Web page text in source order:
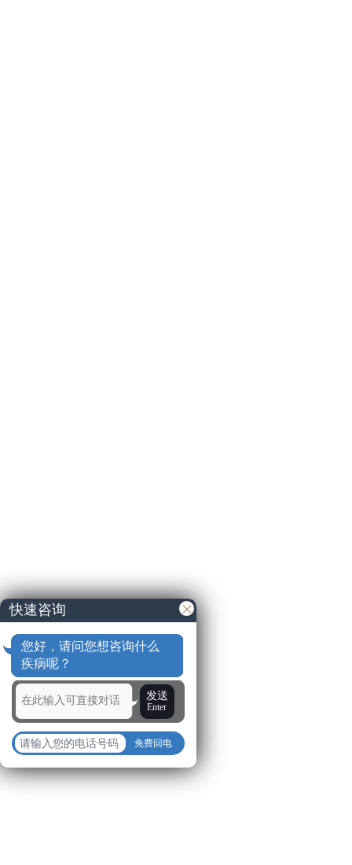
快速咨询
您好，请问您想咨询什么
疾病呢？
发送
Enter
免费回电